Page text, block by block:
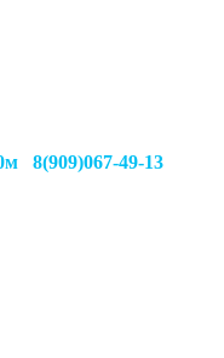
8(909)067-49-13